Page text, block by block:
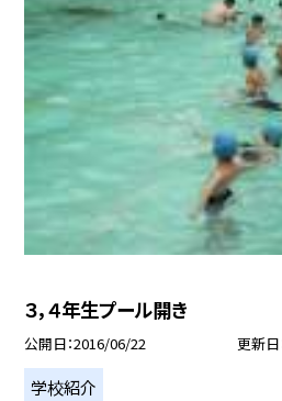
３，４年生プール開き
公開日 2016/06/22 更新日
学校紹介